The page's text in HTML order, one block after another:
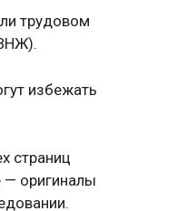
трудовом
избежать
страниц
— оригиналы